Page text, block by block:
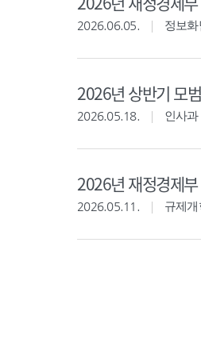
2026.06.05. 정보
2026년 상반기 모
2026.05.18. 인사과
2026년 재정경제
2026.05.11. 규제